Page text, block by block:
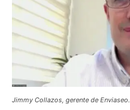
Jimmy Collazos, gerente de Enviaseo.